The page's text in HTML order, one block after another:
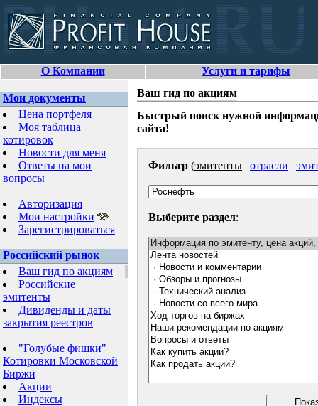
О Компании Услуги и тарифы
Мои документы
Цена портфеля
Моя таблица
котировок
Новости для меня
Ответы на мои
вопросы
Авторизация
Мои настройки
Зарегистрироваться
Российский рынок
Ваш гид по акциям
Российские
эмитенты
Дивиденды и даты
закрытия реестров
"Голубые фишки"
Котировки Московской
Биржи
Акции
Индексы
Ваш гид по акциям
Быстрый поиск нужной
сайта!
Фильтр (эмитенты | отрасли |
Выберите раздел: